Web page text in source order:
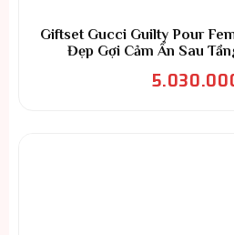
Giftset Gucci Guilty Pour
Đẹp Gợi Cảm Ẩn Sau